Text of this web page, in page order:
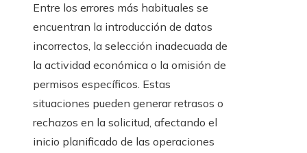
Entre los errores más habituales se
encuentran la introducción de datos
incorrectos, la selección inadecuada de
la actividad económica o la omisión de
permisos específicos. Estas
situaciones pueden generar retrasos o
rechazos en la solicitud, afectando el
inicio planificado de las operaciones